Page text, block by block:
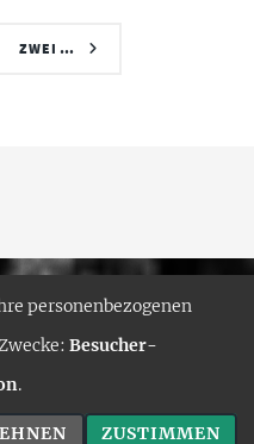
ZWEI …
personenbezogenen
Besucher-
.
ZUSTIMMEN